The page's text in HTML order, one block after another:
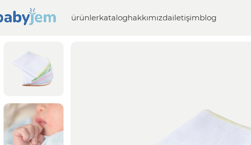
ürünlerkataloghakkımızdailetişimblog